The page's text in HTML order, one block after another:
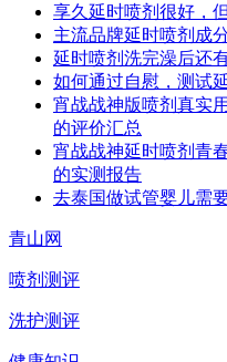
享久延时喷剂很好，
主流品牌延时喷剂成
延时喷剂洗完澡后还
如何通过自慰，测试
宵战战神版喷剂真实
的评价汇总
宵战战神延时喷剂青
的实测报告
去泰国做试管婴儿需
青山网
喷剂测评
洗护测评